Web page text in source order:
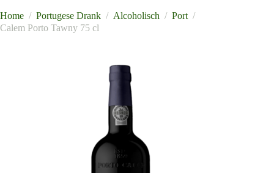
Home / Portugese Drank / Alcoholisch / Port /
Calem Porto Tawny 75 cl